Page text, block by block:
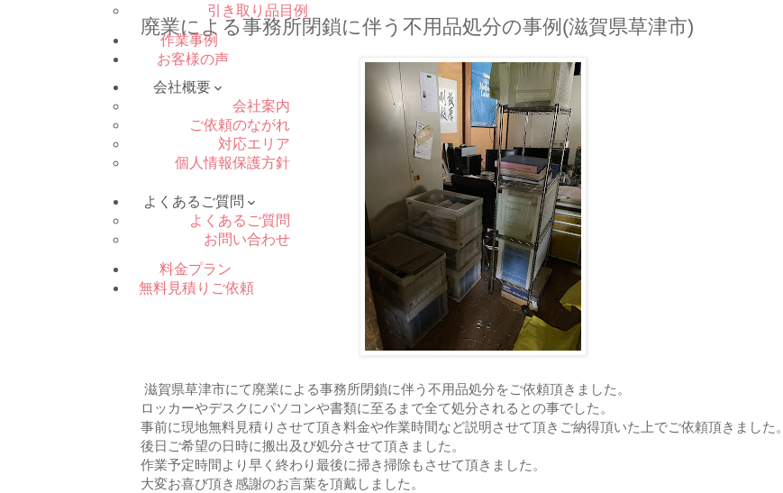
引き取り品目例
作業事例
お客様の声
会社概要 
会社案内
ご依頼のながれ
対応エリア
個人情報保護方針
よくあるご質問 
よくあるご質問
お問い合わせ
料金プラン
無料見積りご依頼
廃業による事務所閉鎖に伴う不用品処分の事例(滋賀県草津市)
滋賀県草津市にて廃業による事務所閉鎖に伴う不用品処分をご依頼頂きました。
ロッカーやデスクにパソコンや書類に至るまで全て処分されるとの事でした。
事前に現地無料見積りさせて頂き料金や作業時間など説明させて頂きご納得頂いた上でご依頼頂きました。
後日ご希望の日時に搬出及び処分させて頂きました。
作業予定時間より早く終わり最後に掃き掃除もさせて頂きました。
大変お喜び頂き感謝のお言葉を頂戴しました。